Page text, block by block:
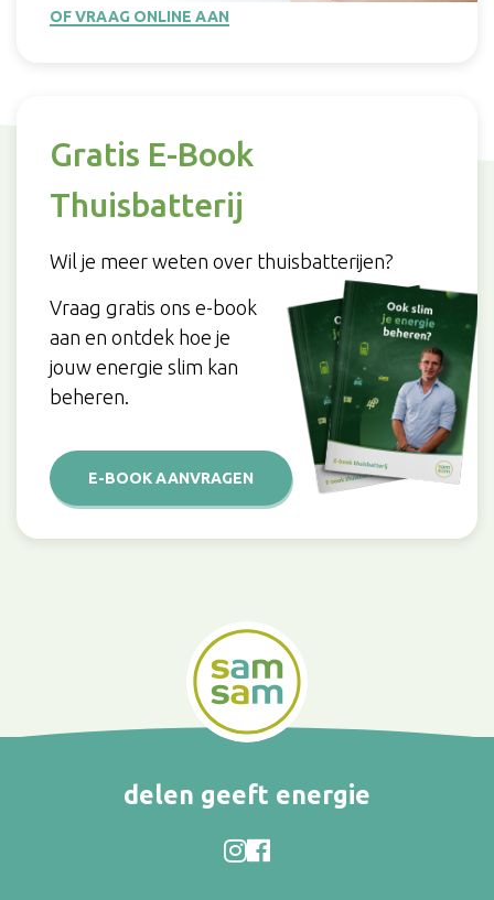
OF VRAAG ONLINE AAN
Gratis E-Book
Thuisbatterij
Wil je meer weten over thuisbatterijen?
Vraag gratis ons e-book
aan en ontdek hoe je
jouw energie slim kan
beheren.
E-BOOK AANVRAGEN
delen geeft energie